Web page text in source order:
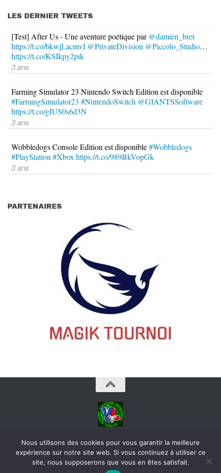
LES DERNIER TWEETS
[Test] After Us - Une aventure poétique par @damien_bret
https://t.co/bkwjLacmvI @PrivateDivision @Piccolo_Studio…
https://t.co/KSIkpy2pik
3 ans
Farming Simulator 23 Nintendo Switch Edition est disponible
#FarmingSimulator23 #NintendoSwitch @GIANTSSoftware
https://t.co/gIUS0s6d3N
3 ans
Wobbledogs Console Edition est disponible#Wobbledogs
#PlayStation #Xbox https://t.co/989BkVopGk
3 ans
PARTENAIRES
videoludos © 2026. Tous droits réservés.
Nous utilisons des cookies pour vous garantir la meilleure
expérience sur notre site web. Si vous continuez à utiliser ce
site, nous supposerons que vous en êtes satisfait.